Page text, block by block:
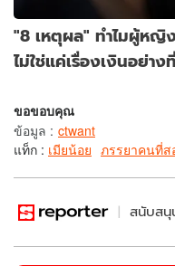
"8 เหตุผล" ทำไมผู้หญิ
ไม่ใช่แค่เรื่องเงินอย่า
ขอขอบคุณ
ข้อมูล : ctwant
แท็ก : เมียน้อย ภรรยาคนที่ส
สนับสนุ